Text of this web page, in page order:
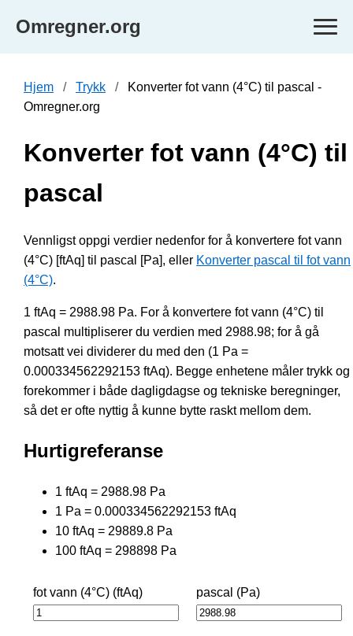
Omregner.org
Hjem Trykk
Konverter fot vann (4°C) til pascal -
Omregner.org
Konverter fot vann (4°C) til
pascal
Vennligst oppgi verdier nedenfor for å konvertere fot vann
(4°C) [ftAq] til pascal [Pa], eller Konverter pascal til fot vann
(4°C).
1 ftAq = 2988.98 Pa. For å konvertere fot vann (4°C) til
pascal multipliserer du verdien med 2988.98; for å gå
motsatt vei dividerer du med den (1 Pa =
0.000334562292153 ftAq). Begge enhetene måler trykk og
forekommer i både dagligdagse og tekniske beregninger,
så det er ofte nyttig å kunne bytte raskt mellom dem.
Hurtigreferanse
1 ftAq = 2988.98 Pa
1 Pa = 0.000334562292153 ftAq
10 ftAq = 29889.8 Pa
100 ftAq = 298898 Pa
fot vann (4°C) (ftAq) pascal (Pa)